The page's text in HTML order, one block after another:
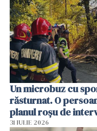
Un microbuz cu
răsturnat. O
planul roșu de
31 IULIE 2026